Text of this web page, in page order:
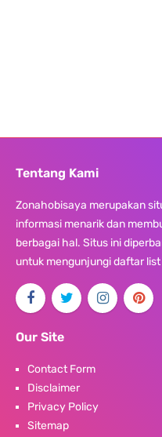
Tentang Kami
Zonahobisaya merupakan
informasi menarik dan
berbagai hal. Situs ini
untuk mengunjungi daftar
Our Site
Contact Form
Disclaimer
Privacy Policy
Sitemap